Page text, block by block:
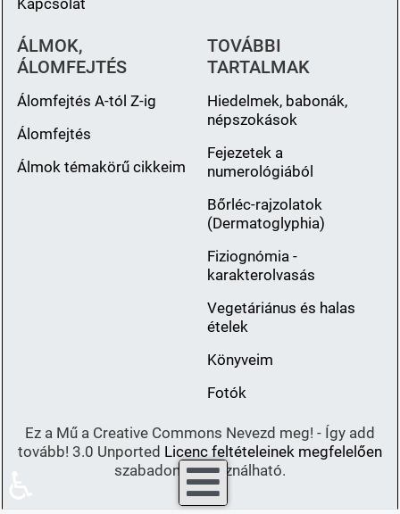
ÁLMOK,
ÁLOMFEJTÉS
Álomfejtés A-tól Z-ig
Álomfejtés
Álmok témakörű cikkeim
TOVÁBBI
TARTALMAK
Hiedelmek, babonák,
népszokások
Fejezetek a
numerológiából
Bőrléc-rajzolatok
(Dermatoglyphia)
Fiziognómia -
karakterolvasás
Vegetáriánus és halas
ételek
Könyveim
Fotók
Ez a Mű a Creative Commons Nevezd meg! - Így add
tovább! 3.0 Unported Licenc feltételeinek megfelelően
szabadon felhasználható.